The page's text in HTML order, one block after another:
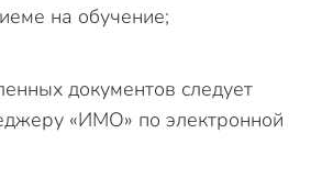
на обучение;
документов следует
«ИМО» по электронной